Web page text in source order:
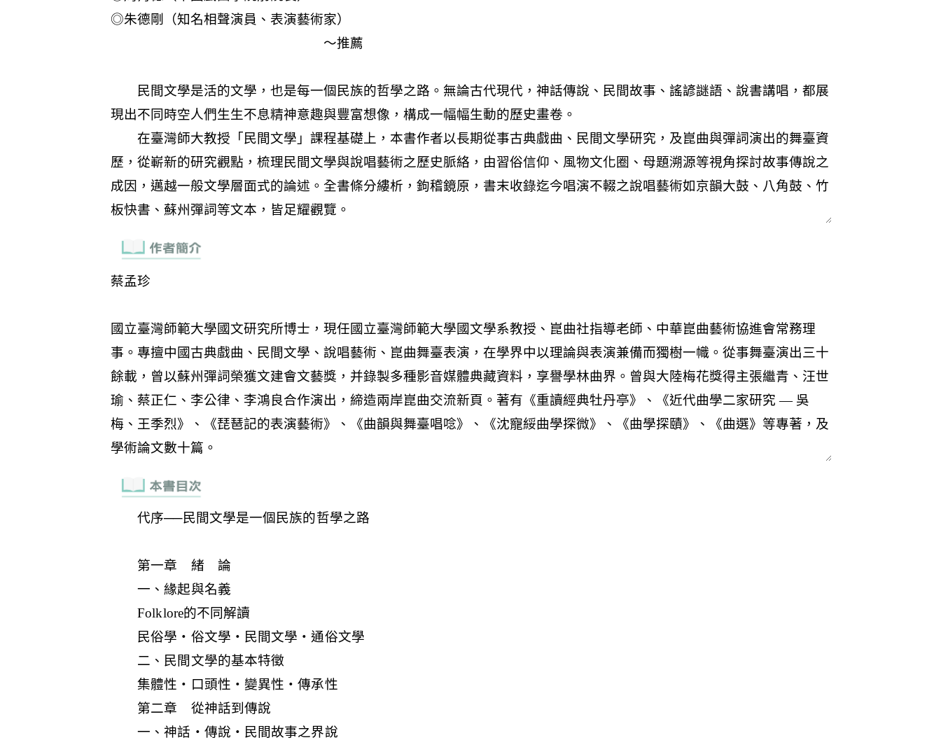
代序──民間文學是一個民族的哲學之路
第一章 緒 論
一、緣起與名義
Folklore的不同解讀
民俗學‧俗文學‧民間文學‧通俗文學
二、民間文學的基本特徵
集體性‧口頭性‧變異性‧傳承性
第二章 從神話到傳說
一、神話‧傳說‧民間故事之界說